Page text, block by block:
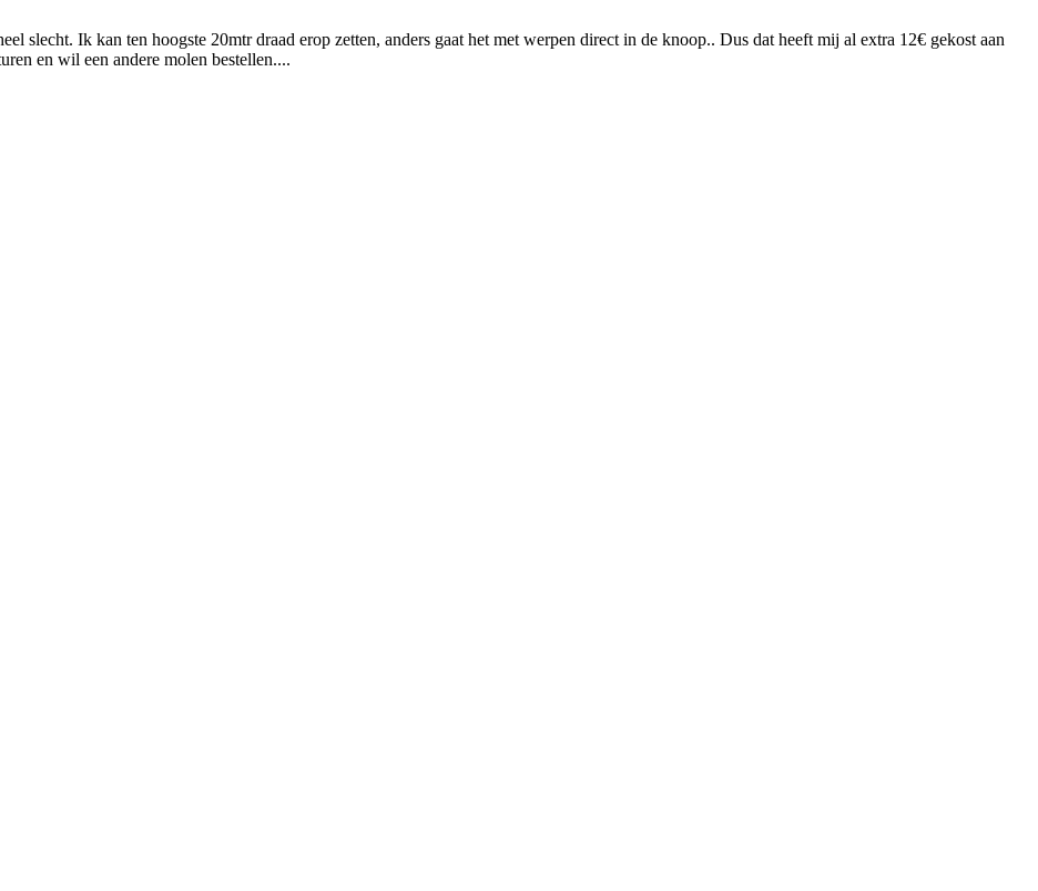
slecht. Ik kan ten hoogste 20mtr draad erop zetten, anders gaat het met werpen direct in de knoop.. Dus dat heeft mij al extra 12€ gekost aan
en wil een andere molen bestellen....